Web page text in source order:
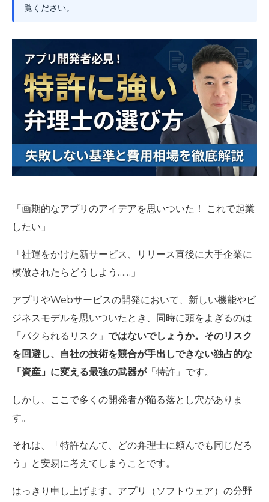
覧ください。
「画期的なアプリのアイデアを思いついた！ これで起業
したい」
「社運をかけた新サービス、リリース直後に大手企業に
模倣されたらどうしよう……」
アプリやWebサービスの開発において、新しい機能やビ
ジネスモデルを思いついたとき、同時に頭をよぎるのは
「パクられるリスク」 ではないでしょうか。そのリスク
を回避し、自社の技術を競合が手出しできない独占的な
「資産」に変える最強の武器が「特許」 です。
しかし、ここで多くの開発者が陥る落とし穴がありま
す。
それは、「特許なんて、どの弁理士に頼んでも同じだろ
う」と安易に考えてしまうことです。
はっきり申し上げます。アプリ（ソフトウェア）の分野